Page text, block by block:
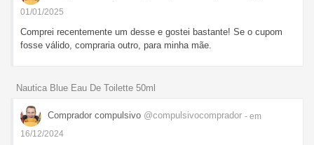
01/01/2025
Comprei recentemente um desse e gostei bastante! Se o cupom
fosse válido, compraria outro, para minha mãe.
Nautica Blue Eau De Toilette 50ml
Comprador compulsivo @compulsivocomprador - em
16/12/2024